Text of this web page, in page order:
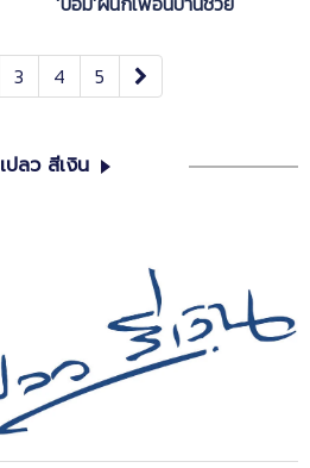
3 4 5
เปลว สีเงิน